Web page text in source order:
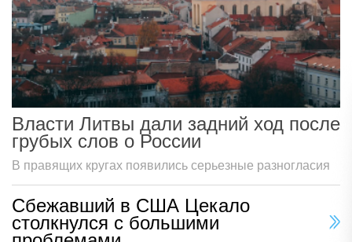
Власти Литвы дали задний ход после
грубых слов о России
В правящих кругах появились серьезные разногласия
Сбежавший в США Цекало
столкнулся с большими